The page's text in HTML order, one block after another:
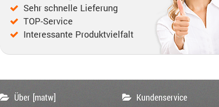
Sehr schnelle Lieferung
TOP-Service
Interessante Produktvielfalt
Über [matw] Kundenservice